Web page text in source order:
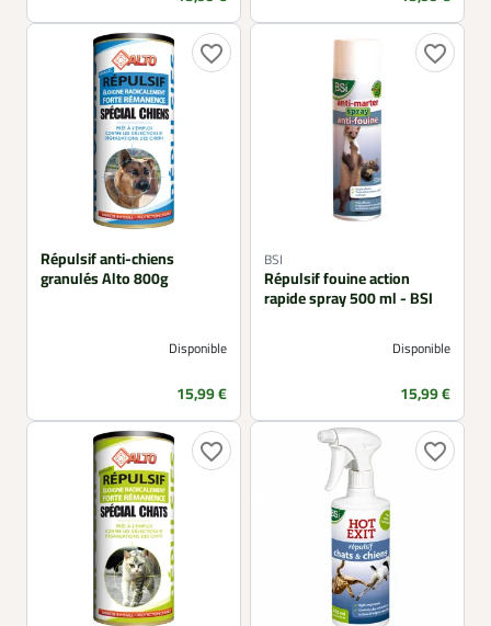
favorite_border
Répulsif anti-chiens
granulés Alto 800g
Disponible
Prix
15,99 €
favorite_border
BSI
Répulsif fouine action
rapide spray 500 ml - BSI
Disponible
Prix
15,99 €
favorite_border favorite_border